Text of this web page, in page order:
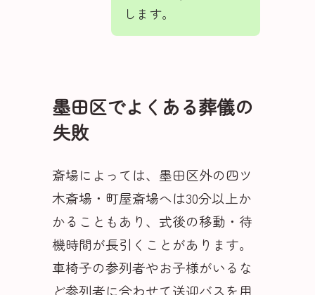
します。
墨田区でよくある葬儀の
失敗
斎場によっては、墨田区外の四ツ
木斎場・町屋斎場へは30分以上か
かることもあり、式後の移動・待
機時間が長引くことがあります。
車椅子の参列者やお子様がいるな
ど参列者に合わせて送迎バスを用